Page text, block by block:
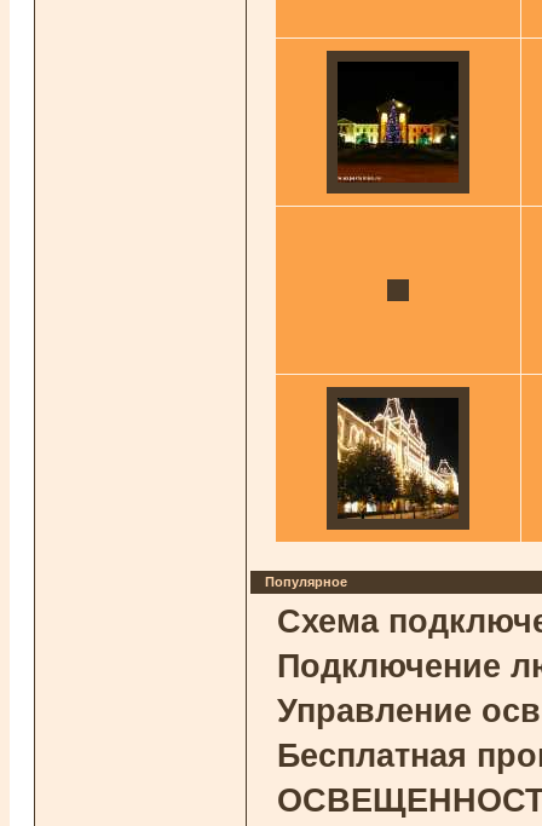
Популярное
Схема
Подключение
Управление
Бесплатная
ОСВЕЩЕННОСТЬ